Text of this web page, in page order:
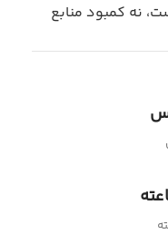
نه کمبود منابع